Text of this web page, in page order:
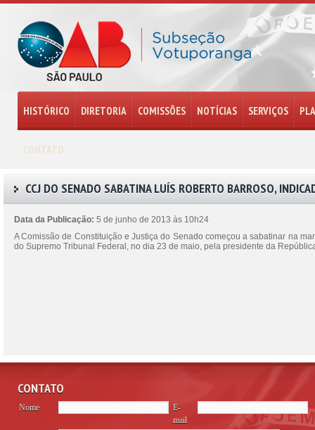
HISTÓRICO DIRETORIA COMISSÕES NOTÍCIAS SERVIÇOS
CONTATO
CCJ DO SENADO SABATINA LUÍS ROBERTO BARROSO,
Data da Publicação: 5 de junho de 2013 às 10h24
A Comissão de Constituição e Justiça do Senado começou a sabatinar na
do Supremo Tribunal Federal, no dia 23 de maio, pela presidente da
CONTATO
Nome
E-
mail